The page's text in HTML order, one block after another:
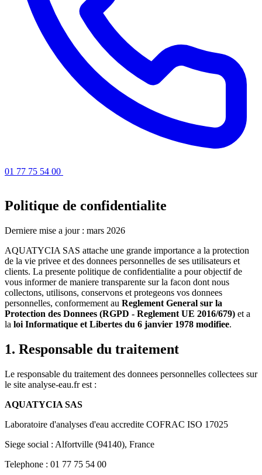
01 77 75 54 00
Politique de confidentialite
Derniere mise a jour : mars 2026
AQUATYCIA SAS attache une grande importance a la protection
de la vie privee et des donnees personnelles de ses utilisateurs et
clients. La presente politique de confidentialite a pour objectif de
vous informer de maniere transparente sur la facon dont nous
collectons, utilisons, conservons et protegeons vos donnees
personnelles, conformement au Reglement General sur la
Protection des Donnees (RGPD - Reglement UE 2016/679) et a
la loi Informatique et Libertes du 6 janvier 1978 modifiee.
1. Responsable du traitement
Le responsable du traitement des donnees personnelles collectees sur
le site analyse-eau.fr est :
AQUATYCIA SAS
Laboratoire d'analyses d'eau accredite COFRAC ISO 17025
Siege social : Alfortville (94140), France
Telephone : 01 77 75 54 00